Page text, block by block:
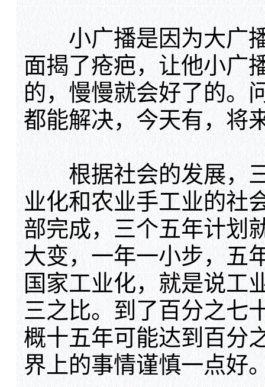
小广播是因为大广播
面揭了疮疤，让他小广
的，慢慢就会好了的。
都能解决，今天有，将
根据社会的发展，三
业化和农业手工业的社
部完成，三个五年计划
大变，一年一小步，五
国家工业化，就是说工
三之比。到了百分之七
概十五年可能达到百分
界上的事情谨慎一点好